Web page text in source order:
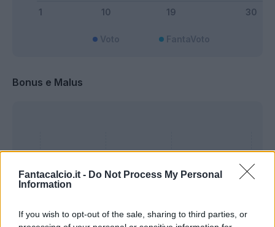
Fantacalcio.it - Do Not Process My Personal
Information
If you wish to opt-out of the sale, sharing to third parties, or
Bonus e Malus